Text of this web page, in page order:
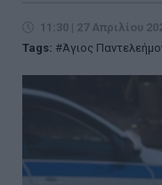
11:30 | 27 Απριλίου
Tags:
Άγιος